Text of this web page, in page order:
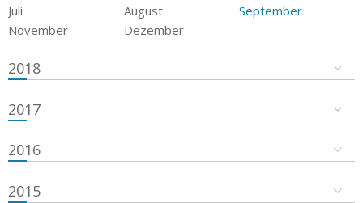
Juli
August
September
November
Dezember
2018
2017
2016
2015